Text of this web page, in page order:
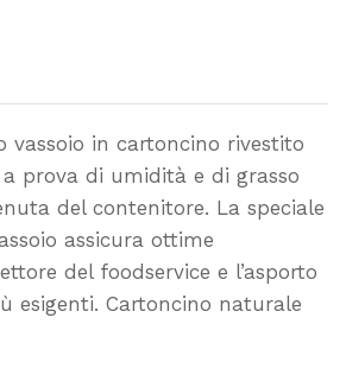
vassoio in cartoncino rivestito
prova di umidità e di grasso
del contenitore. La speciale
assicura ottime
del foodservice e l’asporto
esigenti. Cartoncino naturale